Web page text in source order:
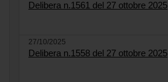
Delibera n.1561 del 27 ottobre 2025
27/10/2025
Delibera n.1558 del 27 ottobre 2025